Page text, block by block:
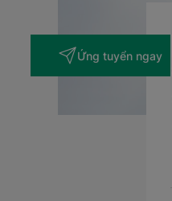
Ứng tuyển ngay